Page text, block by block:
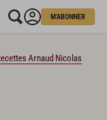
M'ABONNER
Arnaud Nicolas